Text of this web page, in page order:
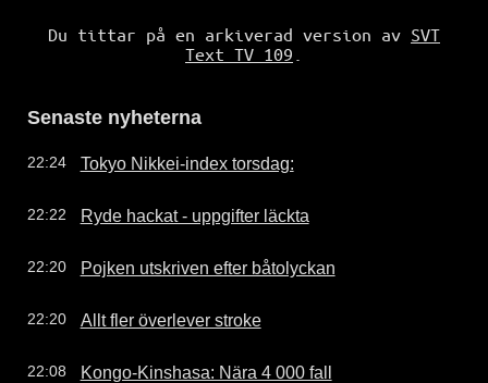
Du tittar på en arkiverad version av SVT
Text TV 109
Senaste nyheterna
22:24 Tokyo Nikkei-index torsdag:
22:22 Ryde hackat - uppgifter läckta
22:20 Pojken utskriven efter båtolyckan
22:20 Allt fler överlever stroke
22:08 Kongo-Kinshasa: Nära 4 000 fall